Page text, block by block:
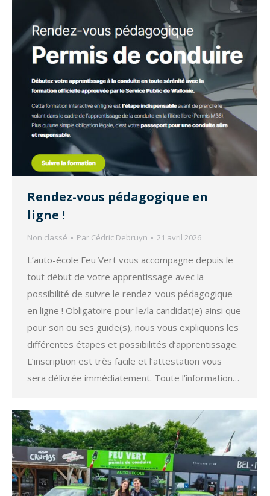
Rendez-vous pédagogique en
ligne !
Non classé Par Cédric Debruyn 21 avril 2026
L’auto-école Feu Vert vous accompagne depuis le
tout début de votre apprentissage avec la
possibilité de suivre le rendez-vous pédagogique
en ligne ! Obligatoire pour le/la candidat(e) ainsi que
pour son ou ses guide(s), nous vous expliquons les
différentes étapes et possibilités d’apprentissage.
L’inscription est très facile et l’attestation vous
sera délivrée immédiatement. Toute l’information…